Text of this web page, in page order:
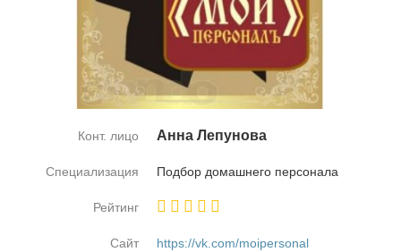
Конт. лицо Ан­на Ле­пу­но­ва
Специализация Под­бор до­маш­не­го пер­со­на­ла
Рейтинг
Сайт https://vk.com/moipersonal